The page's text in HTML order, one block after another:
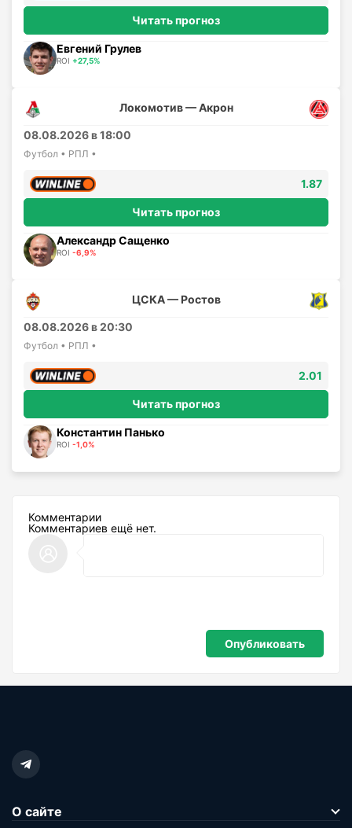
Читать прогноз
Евгений Грулев
ROI +27,5%
Локомотив — Акрон
08.08.2026 в 18:00
Футбол • РПЛ •
1.87
Читать прогноз
Александр Сащенко
ROI -6,9%
ЦСКА — Ростов
08.08.2026 в 20:30
Футбол • РПЛ •
2.01
Читать прогноз
Константин Панько
ROI -1,0%
Комментарии
Комментариев ещё нет.
О сайте